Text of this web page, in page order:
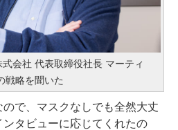
会社 代表取締役社長 マーティ
戦略を聞いた
ので、マスクなしでも全然大丈
タビューに応じてくれたの